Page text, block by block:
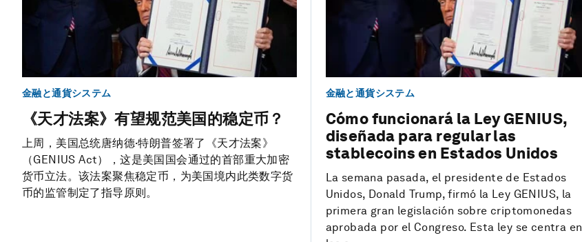
金融と通貨システム
《天才法案》有望规范美国的稳定币？
上周，美国总统唐纳德·特朗普签署了《天才法案》
（GENIUS Act），这是美国国会通过的首部重大加密
货币立法。该法案聚焦稳定币，为美国境内此类数字货
币的监管制定了指导原则。
金融と通貨システム
Cómo funcionará la Ley GENIUS,
diseñada para regular las
stablecoins en Estados Unidos
La semana pasada, el presidente de Estados
Unidos, Donald Trump, firmó la Ley GENIUS, la
primera gran legislación sobre criptomonedas
aprobada por el Congreso. Esta ley se centra en